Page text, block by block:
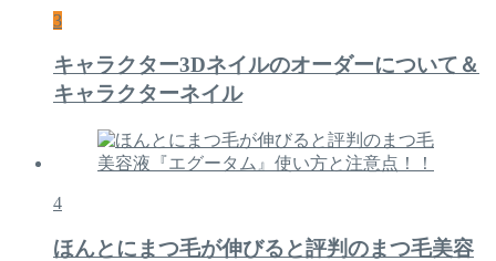
3
キャラクター3Dネイルのオーダーについて＆
キャラクターネイル
4
ほんとにまつ毛が伸びると評判のまつ毛美容